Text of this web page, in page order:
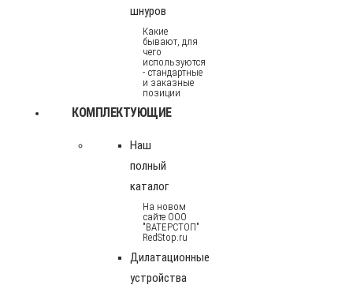
шнуров
Какие
бывают, для
чего
используются
- стандартные
и заказные
позиции
КОМПЛЕКТУЮЩИЕ
Наш
полный
каталог
На новом
сайте ООО
"ВАТЕРСТОП"
RedStop.ru
Дилатационные
устройства